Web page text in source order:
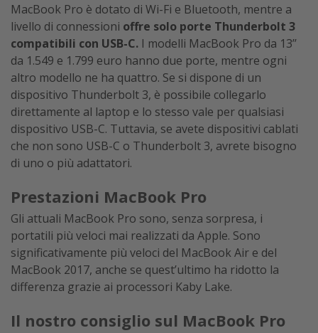
MacBook Pro è dotato di Wi-Fi e Bluetooth, mentre a
livello di connessioni offre solo porte Thunderbolt 3
compatibili con USB-C. I modelli MacBook Pro da 13’’
da 1.549 e 1.799 euro hanno due porte, mentre ogni
altro modello ne ha quattro. Se si dispone di un
dispositivo Thunderbolt 3, è possibile collegarlo
direttamente al laptop e lo stesso vale per qualsiasi
dispositivo USB-C. Tuttavia, se avete dispositivi cablati
che non sono USB-C o Thunderbolt 3, avrete bisogno
di uno o più adattatori.
Prestazioni MacBook Pro
Gli attuali MacBook Pro sono, senza sorpresa, i
portatili più veloci mai realizzati da Apple. Sono
significativamente più veloci del MacBook Air e del
MacBook 2017, anche se quest’ultimo ha ridotto la
differenza grazie ai processori Kaby Lake.
Il nostro consiglio sul MacBook Pro